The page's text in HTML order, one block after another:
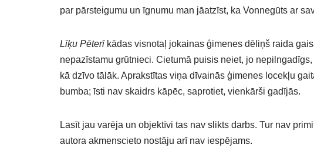
par pārsteigumu un īgnumu man jāatzīst, ka Vonnegūts ar
Līķu Pēterīkādas visnotaļ jokainas ģimenes dēliņš raida
nepazīstamu grūtnieci. Cietumā puisis neiet, jo
kā dzīvo tālāk. Aprakstītas viņa dīvainās ģimenes locekļu
bumba; īsti nav skaidrs kāpēc, saprotiet, vienkārši gadījās.
Lasīt jau varēja un objektīvi tas nav slikts darbs. Tur nav
autora akmenscieto nostāju arī nav iespējams.